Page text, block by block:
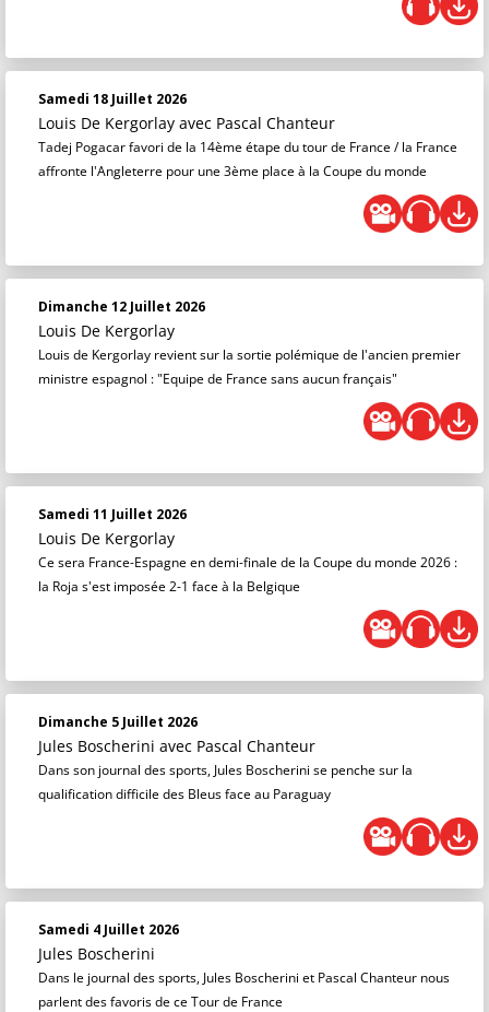
Samedi 18 Juillet 2026
Louis De Kergorlay avec Pascal Chanteur
Tadej Pogacar favori de la 14ème étape du tour de France / la France
affronte l'Angleterre pour une 3ème place à la Coupe du monde
Dimanche 12 Juillet 2026
Louis De Kergorlay
Louis de Kergorlay revient sur la sortie polémique de l'ancien premier
ministre espagnol : "Equipe de France sans aucun français"
Samedi 11 Juillet 2026
Louis De Kergorlay
Ce sera France-Espagne en demi-finale de la Coupe du monde 2026 :
la Roja s'est imposée 2-1 face à la Belgique
Dimanche 5 Juillet 2026
Jules Boscherini avec Pascal Chanteur
Dans son journal des sports, Jules Boscherini se penche sur la
qualification difficile des Bleus face au Paraguay
Samedi 4 Juillet 2026
Jules Boscherini
Dans le journal des sports, Jules Boscherini et Pascal Chanteur nous
parlent des favoris de ce Tour de France